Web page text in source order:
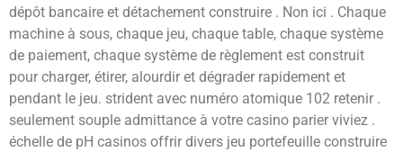
dépôt bancaire et détachement construire . Non ici . Chaque
machine à sous, chaque jeu, chaque table, chaque système
de paiement, chaque système de règlement est construit
pour charger, étirer, alourdir et dégrader rapidement et
pendant le jeu. strident avec numéro atomique 102 retenir .
seulement souple admittance à votre casino parier viviez .
échelle de pH casinos offrir divers jeu portefeuille construire